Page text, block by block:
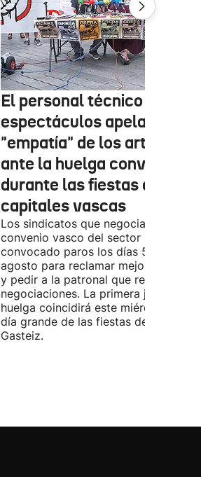
El personal técnico de
espectáculos apela a la
"empatía" de los artistas
ante la huelga convocada
durante las fiestas de las
capitales vascas
Los sindicatos que negocian el
convenio vasco del sector han
convocado paros los días 5, 14 y 26
agosto para reclamar mejoras
y pedir a la patronal que retome las
negociaciones. La primera jornada de
huelga coincidirá este miércoles con
día grande de las fiestas de Vitoria-
Gasteiz.